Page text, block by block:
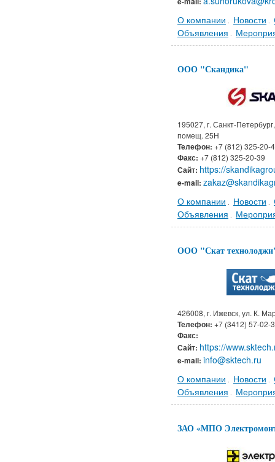
О компании . Новости .
Объявления .
ООО "Скандика"
195027, г. Санкт-
помещ. 25Н
Телефон: +7 (812) 325-20-
Факс: +7 (812) 325-20-39
Сайт: https://
e-mail:
О компании . Новости .
Объявления .
ООО "Скат
426008, г. Ижевск, ул. К.
Телефон: +7 (3412) 57-02-
Факс:
Сайт: https://
e-mail: info@sktech.ru
О компании . Новости .
Объявления .
ЗАО «МПО